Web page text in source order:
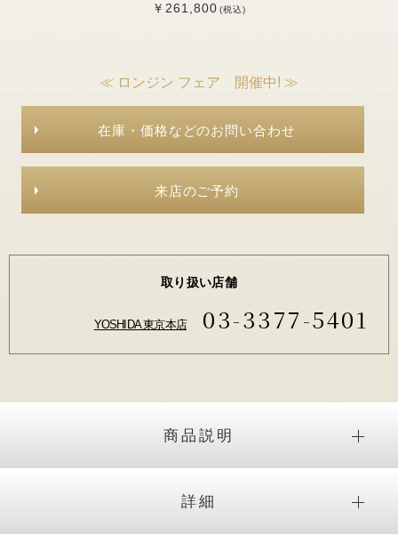
￥261,800(税込)
≪ ロンジン フェア 開催中! ≫
在庫・価格などのお問い合わせ
来店のご予約
取り扱い店舗
YOSHIDA 東京本店 03-3377-5401
商品説明
詳細